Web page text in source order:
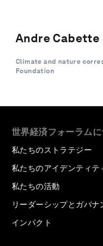
Andre Cabette
Climate and nature
Foundation
世界経済フォーラム
私たちのストラテジー
私たちのアイデンティテ
私たちの活動
リーダーシップとガバナ
インパクト